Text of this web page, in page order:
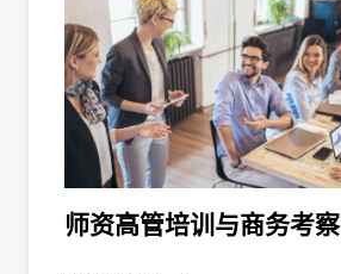
师资高管培训与商务考察